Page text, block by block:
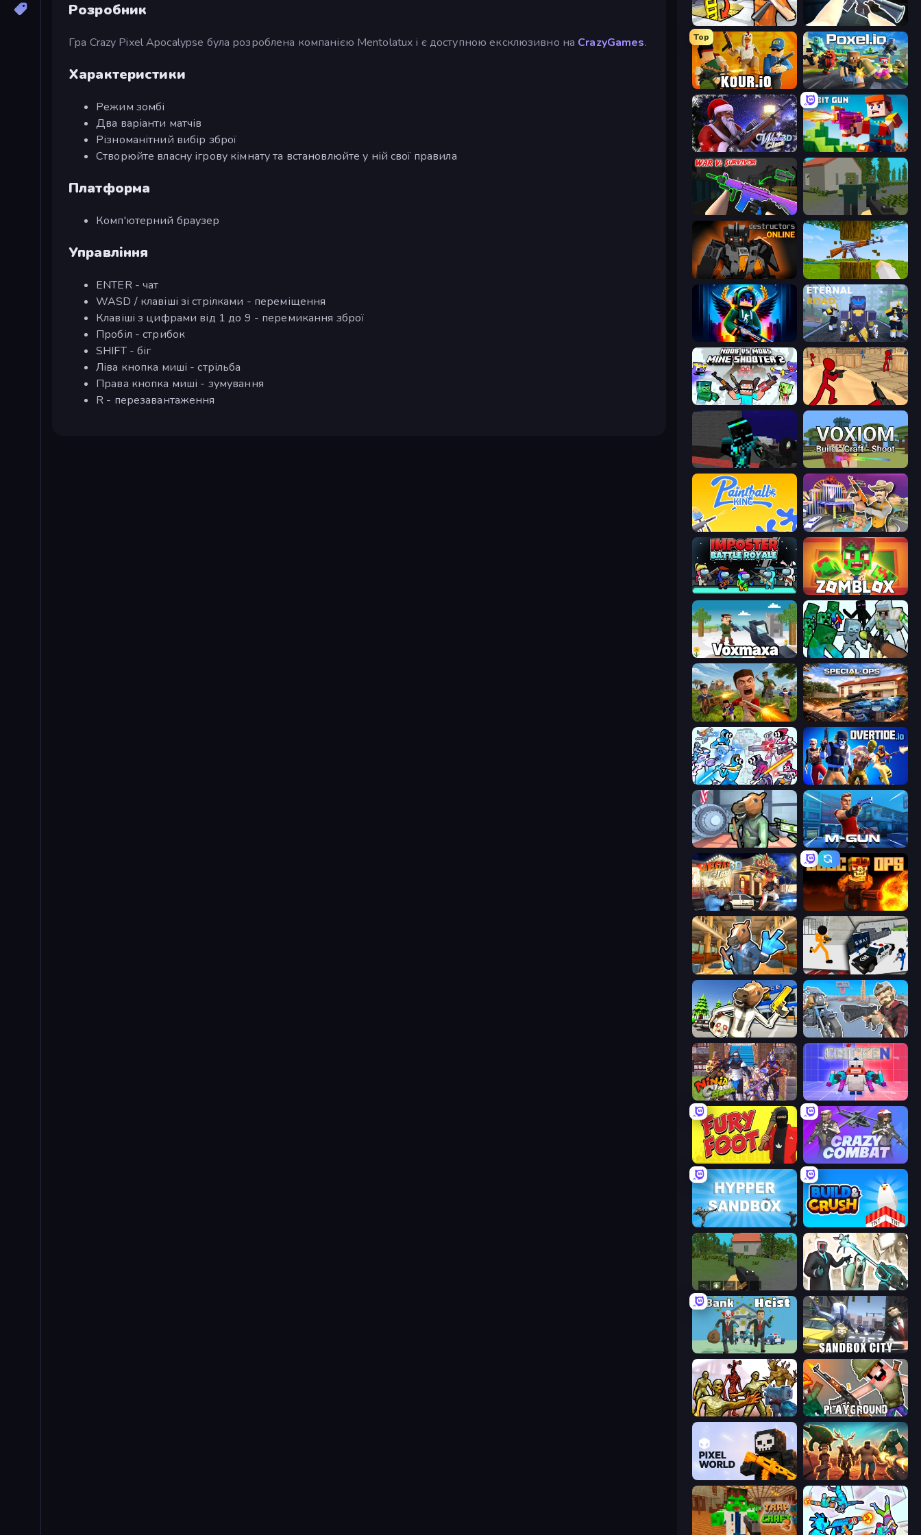
Розробник
Гра Crazy Pixel Apocalypse була розроблена компанією Mentolatux і є доступною ексклюзивно на CrazyGames.
Характеристики
Режим зомбі
Два варіанти матчів
Різноманітний вибір зброї
Створюйте власну ігрову кімнату та встановлюйте у ній свої правила
Платформа
Комп'ютерний браузер
Управління
ENTER - чат
WASD / клавіші зі стрілками - переміщення
Клавіші з цифрами від 1 до 9 - перемикання зброї
Пробіл - стрибок
SHIFT - біг
Ліва кнопка миші - стрільба
Права кнопка миші - зумування
R - перезавантаження
Grand Escape: Prison CS: Chaos Squad
Top
Kour.io Poxel.io
Winter Clash 3D Bit Gun.io
War V: Survivor
Destructors Online Mine Shooter 3D
Eternal Road
Mine Shooter 2: Noob vs Mobs Stickman Counter Terror Strike
Pixel Wars of Hero Voxiom.io
Paintball King Casino Robbery
Imposter Battle Royale Zomblox
Voxmaxa
Redcoats.io Special Ops: GO
Space Wars Battleground Overtide.io
Bank Robbery Muscle Gun.IO
Vegas Clash 3D BLOCOPS
Bank Robbery 2 Stickman Prison: Counter Assault
Bank Robbery: Escape Shoot and Drive
Ninja Clash Heroes Chicken CS
Fury Foot Crazy Combat
Hypper Sandbox Build and Crush
WorldZ Skibidi Toilets: Infection
Bank Heist Sandbox City
Monster Shooter Apocalypse Playground
Pixel World Horde Crusher